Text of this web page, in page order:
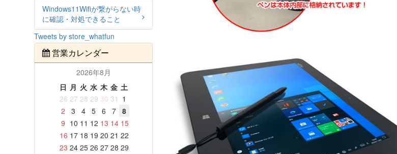
Windows11Wifiが繋がらない時
に確認・対処できること
Tweets by store_whatfun
営業カレンダー
2026年8月
日 月 火 水 木 金 土
26 27 28 29 30 31 1
2
3 4 5 6 7
8
9 10 11 12 13 14 15
16 17 18 19 20 21 22
23 24 25 26 27 28 29